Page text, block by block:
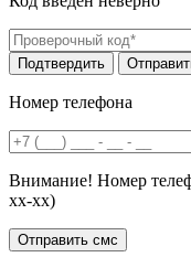
Номер телефона
Внимание! Номер
хх-хх)